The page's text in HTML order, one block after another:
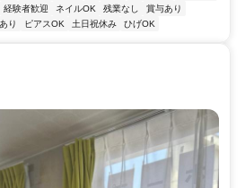
経験者歓迎 ネイルOK 残業なし
賞与あり
り ピアスOK 土日祝休み ひげOK